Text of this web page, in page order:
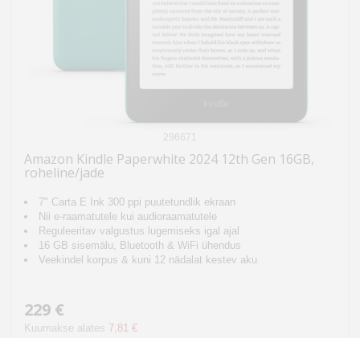
296671
Amazon Kindle Paperwhite 2024 12th Gen 16GB,
roheline/jade
7" Carta E Ink 300 ppi puutetundlik ekraan
Nii e-raamatutele kui audioraamatutele
Reguleeritav valgustus lugemiseks igal ajal
16 GB sisemälu, Bluetooth & WiFi ühendus
Veekindel korpus & kuni 12 nädalat kestev aku
229 €
Kuumakse alates 7,81 €